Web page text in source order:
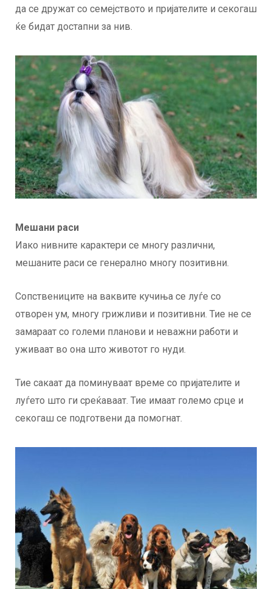
да се дружат со семејството и пријателите и секогаш
ќе бидат достапни за нив.
Мешани раси
Иако нивните карактери се многу различни,
мешаните раси се генерално многу позитивни.
Сопствениците на ваквите кучиња се луѓе со
отворен ум, многу грижливи и позитивни. Тие не се
замараат со големи планови и неважни работи и
уживаат во она што животот го нуди.
Тие сакаат да поминуваат време со пријателите и
луѓето што ги среќаваат. Тие имаат големо срце и
секогаш се подготвени да помогнат.